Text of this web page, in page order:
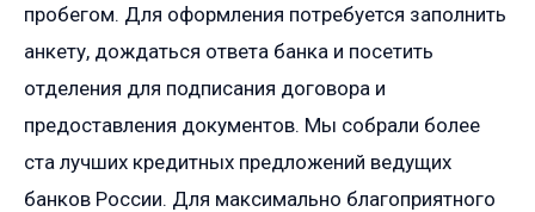
пробегом. Для оформления потребуется заполнить
анкету, дождаться ответа банка и посетить
отделения для подписания договора и
предоставления документов. Мы собрали более
ста лучших кредитных предложений ведущих
банков России. Для максимально благоприятного